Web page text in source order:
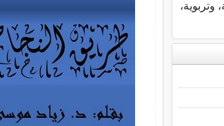
وتربوية،